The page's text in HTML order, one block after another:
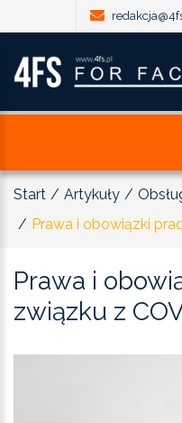
Start Artykuły
Prawa i obowiązki
Prawa i
związku z